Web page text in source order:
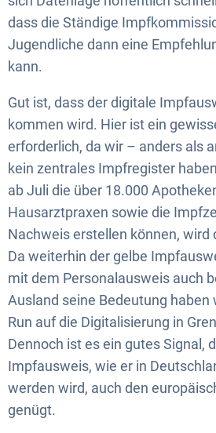
dass die Ständige
Jugendliche dann eine
kann.
Gut ist, dass der digitale
kommen wird. Hier ist ein
erforderlich, da wir – anders als
kein zentrales Impfregister
ab Juli die über 18.000
Hausarztpraxen sowie die
Nachweis erstellen können, wird
Da weiterhin der gelbe
mit dem Personalausweis auch
Ausland seine Bedeutung haben
Run auf die Digitalisierung in
Dennoch ist es ein gutes Signal,
Impfausweis, wie er in
werden wird, auch den
genügt.